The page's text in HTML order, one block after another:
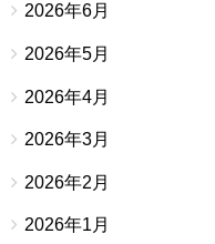
2026年6月
2026年5月
2026年4月
2026年3月
2026年2月
2026年1月